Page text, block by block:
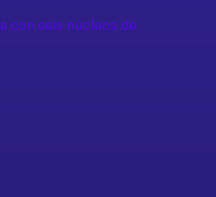
con seis núcleos de